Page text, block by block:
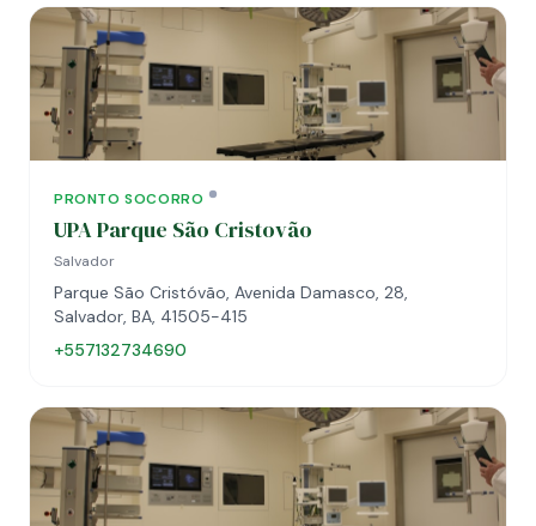
PRONTO SOCORRO
UPA Parque São Cristovão
Salvador
Parque São Cristóvão, Avenida Damasco, 28,
Salvador, BA, 41505-415
+557132734690